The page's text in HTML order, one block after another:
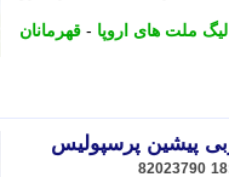
لیگ ملت های اروپا - قهرمانان
82023790